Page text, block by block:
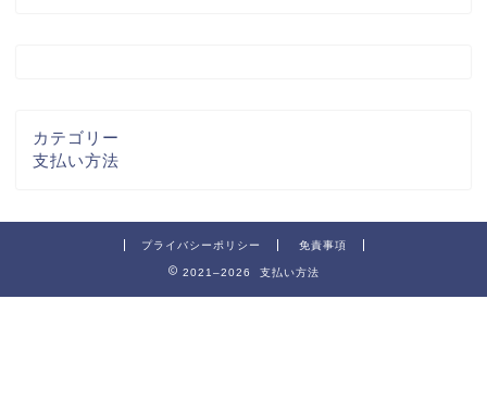
カテゴリー
支払い方法
プライバシーポリシー 免責事項
2021–2026 支払い方法